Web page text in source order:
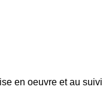
en oeuvre et au suivi